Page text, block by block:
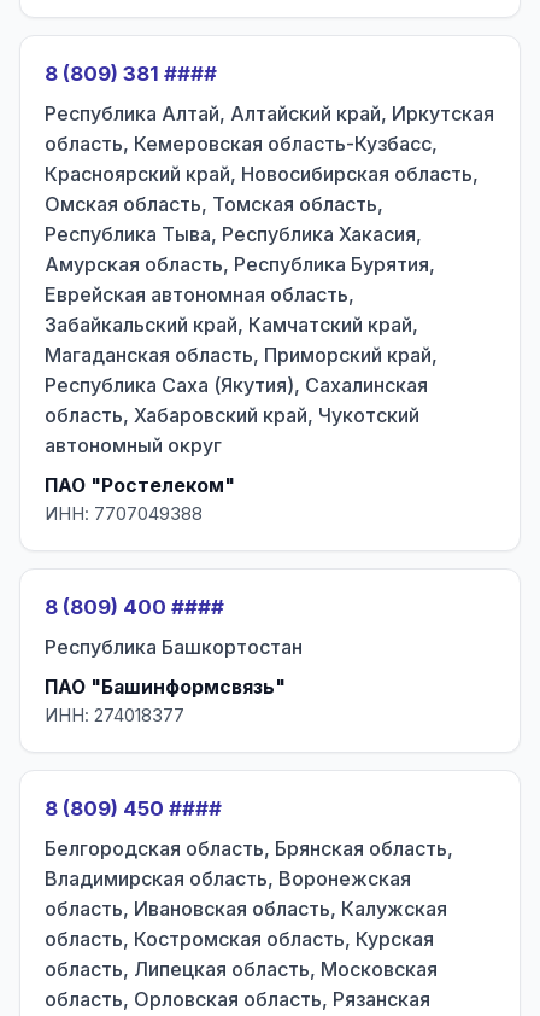
8 (809) 381 ####
Республика Алтай, Алтайский край, Иркутская
область, Кемеровская область-Кузбасс,
Красноярский край, Новосибирская область,
Омская область, Томская область,
Республика Тыва, Республика Хакасия,
Амурская область, Республика Бурятия,
Еврейская автономная область,
Забайкальский край, Камчатский край,
Магаданская область, Приморский край,
Республика Саха (Якутия), Сахалинская
область, Хабаровский край, Чукотский
автономный округ
ПАО "Ростелеком"
ИНН: 7707049388
8 (809) 400 ####
Республика Башкортостан
ПАО "Башинформсвязь"
ИНН: 274018377
8 (809) 450 ####
Белгородская область, Брянская область,
Владимирская область, Воронежская
область, Ивановская область, Калужская
область, Костромская область, Курская
область, Липецкая область, Московская
область, Орловская область, Рязанская